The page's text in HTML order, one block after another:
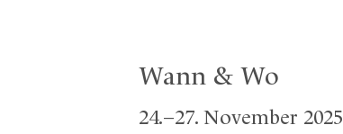
Wann & Wo
24.–27. November 2025